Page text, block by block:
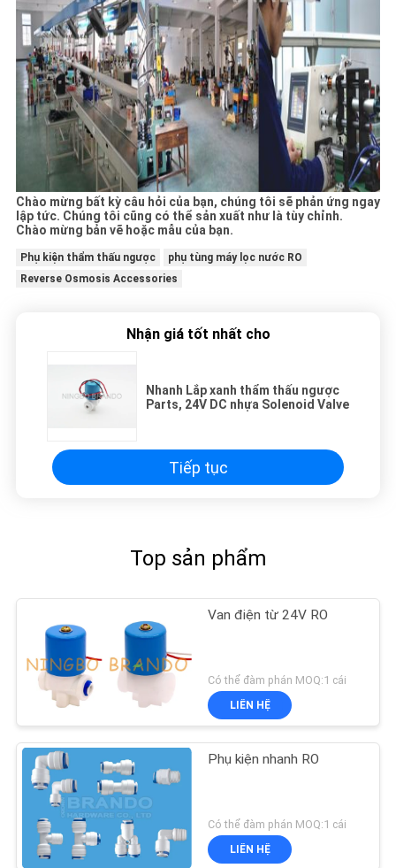
Chào mừng bất kỳ câu hỏi của bạn, chúng tôi sẽ phản ứng ngay
lập tức. Chúng tôi cũng có thể sản xuất như là tùy chỉnh.
Chào mừng bản vẽ hoặc mẫu của bạn.
Phụ kiện thẩm thấu ngược
phụ tùng máy lọc nước RO
Reverse Osmosis Accessories
Nhận giá tốt nhất cho
Nhanh Lắp xanh thẩm thấu ngược
Parts, 24V DC nhựa Solenoid Valve
Tiếp tục
Top sản phẩm
Van điện từ 24V RO
Có thể đàm phán MOQ:1 cái
LIÊN HỆ
Phụ kiện nhanh RO
Có thể đàm phán MOQ:1 cái
LIÊN HỆ